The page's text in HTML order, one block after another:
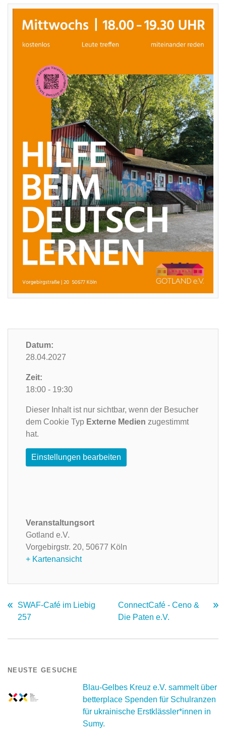
Datum:
28.04.2027
Zeit:
18:00 - 19:30
Dieser Inhalt ist nur sichtbar, wenn der Besucher
dem Cookie Typ Externe Medien zugestimmt
hat.
Einstellungen bearbeiten
Veranstaltungsort
Gotland e.V.
Vorgebirgstr. 20, 50677 Köln
+ Kartenansicht
SWAF-Café im Liebig
257
ConnectCafé - Ceno &
Die Paten e.V.
NEUSTE GESUCHE
Blau-Gelbes Kreuz e.V. sammelt über
betterplace Spenden für Schulranzen
für ukrainische Erstklässler*innen in
Sumy.